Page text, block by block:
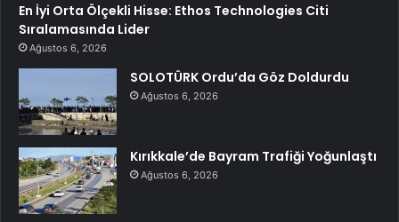
En İyi Orta Ölçekli Hisse: Ethos Technologies Citi
Sıralamasında Lider
Ağustos 6, 2026
SOLOTÜRK Ordu’da Göz Doldurdu
Ağustos 6, 2026
Kırıkkale’de Bayram Trafiği Yoğunlaştı
Ağustos 6, 2026